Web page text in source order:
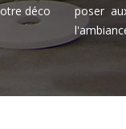
déco
poser